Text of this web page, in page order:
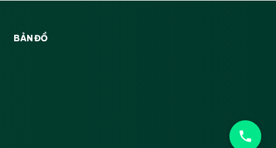
BẢN ĐỒ